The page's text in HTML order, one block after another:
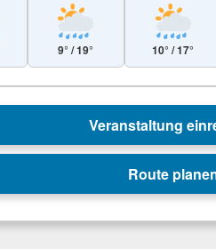
9° / 19° 10° / 17°
Veranstaltung
Route